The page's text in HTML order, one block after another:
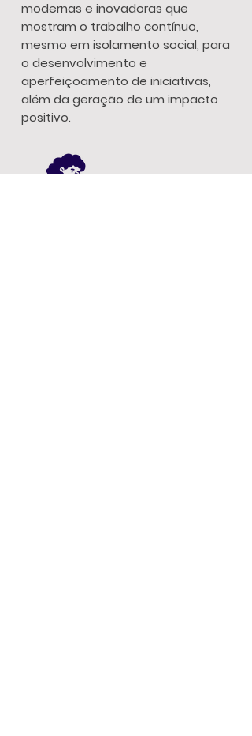
modernas e inovadoras que
mostram o trabalho contínuo,
mesmo em isolamento social, para
o desenvolvimento e
aperfeiçoamento de iniciativas,
além da geração de um impacto
positivo.